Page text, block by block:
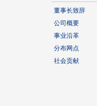
董事长致辞
公司概要
事业沿革
分布网点
社会贡献